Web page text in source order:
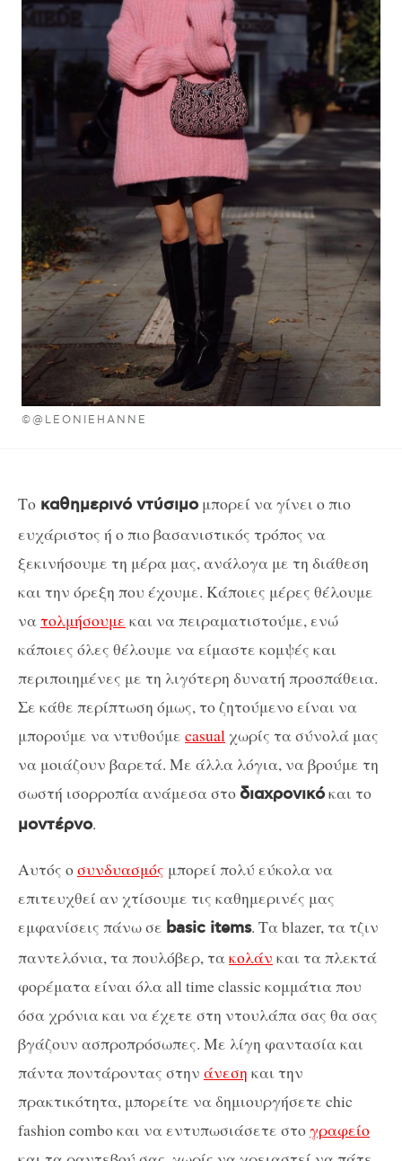
©@LEONIEHANNE
Το καθημερινό ντύσιμομπορεί να γίνει ο πιο
ευχάριστος ή ο πιο βασανιστικός τρόπος να
ξεκινήσουμε τη μέρα μας, ανάλογα με τη διάθεση
και την όρεξη που έχουμε. Κάποιες μέρες θέλουμε
νατολμήσουμε και να πειραματιστούμε, ενώ
κάποιες όλες θέλουμε να είμαστε κομψές και
περιποιημένες με τη λιγότερη δυνατή προσπάθεια.
Σε κάθε περίπτωση όμως, το ζητούμενο είναι να
μπορούμε να ντυθούμε casual χωρίς τα σύνολά μας
να μοιάζουν βαρετά. Με άλλα λόγια, να βρούμε τη
σωστή ισορροπία ανάμεσα στοδιαχρονικόκαι το
μοντέρνο.
Αυτός οσυνδυασμός μπορεί πολύ εύκολα να
επιτευχθεί αν χτίσουμε τις καθημερινές μας
εμφανίσεις πάνω σε basic items. Τα blazer, τα τζιν
παντελόνια, τα πουλόβερ, τακολάν και τα πλεκτά
φορέματα είναι όλα all time classic κομμάτια που
όσα χρόνια και να έχετε στη ντουλάπα σας θα σας
βγάζουν ασπροπρόσωπες. Με λίγη φαντασία και
πάντα ποντάροντας στην άνεση και την
πρακτικότητα, μπορείτε να δημιουργήσετε chic
fashion combo και να εντυπωσιάσετε στογραφείο